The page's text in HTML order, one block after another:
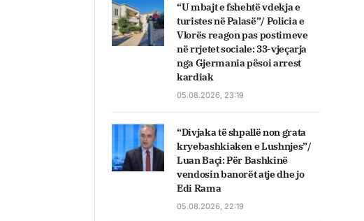
“U mbajt e fshehtë vdekja e
turistes në Palasë”/ Policia e
Vlorës reagon pas postimeve
në rrjetet sociale: 33-vjeçarja
nga Gjermania pësoi arrest
kardiak
05.08.2026, 23:19
“Divjaka të shpallë non grata
kryebashkiaken e Lushnjes”/
Luan Baçi: Për Bashkinë
vendosin banorët atje dhe jo
Edi Rama
05.08.2026, 22:19